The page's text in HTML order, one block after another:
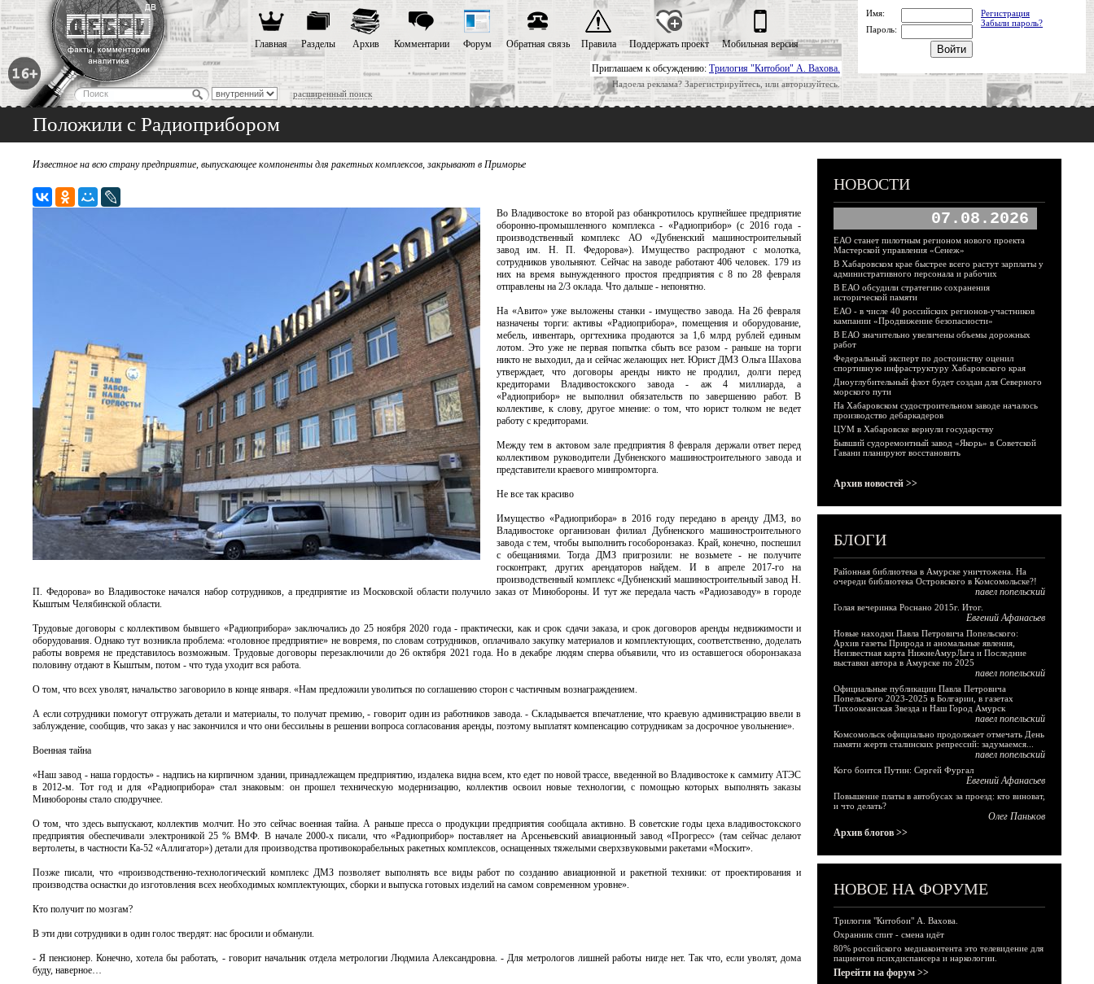
Приглашаем к обсуждению: Трилогия "Китобои" А. Вахова.
Надоела реклама? Зарегистрируйтесь, или авторизуйтесь.
расширенный поиск
Главная Разделы Архив Комментарии Форум Обратная связь Правила Поддержать проект Мобильная версия
Имя:
Регистрация
Забыли пароль?
Пароль:
Положили с Радиоприбором
Известное на всю страну предприятие, выпускающее компоненты для ракетных комплексов, закрывают в Приморье
Во Владивостоке во второй раз обанкротилось крупнейшее предприятие
оборонно-промышленного комплекса - «Радиоприбор» (с 2016 года -
производственный комплекс АО «Дубненский машиностроительный
завод им. Н. П. Федорова»). Имущество распродают с молотка,
сотрудников увольняют. Сейчас на заводе работают 406 человек. 179 из
них на время вынужденного простоя предприятия с 8 по 28 февраля
отправлены на 2/3 оклада. Что дальше - непонятно.
На «Авито» уже выложены станки - имущество завода. На 26 февраля
назначены торги: активы «Радиоприбора», помещения и оборудование,
мебель, инвентарь, оргтехника продаются за 1,6 млрд рублей единым
лотом. Это уже не первая попытка сбыть все разом - раньше на торги
никто не выходил, да и сейчас желающих нет. Юрист ДМЗ Ольга Шахова
утверждает, что договоры аренды никто не продлил, долги перед
кредиторами Владивостокского завода - аж 4 миллиарда, а
«Радиоприбор» не выполнил обязательств по завершению работ. В
коллективе, к слову, другое мнение: о том, что юрист толком не ведет
работу с кредиторами.
Между тем в актовом зале предприятия 8 февраля держали ответ перед
коллективом руководители Дубненского машиностроительного завода и
представители краевого минпромторга.
Не все так красиво
Имущество «Радиоприбора» в 2016 году передано в аренду ДМЗ, во
Владивостоке организован филиал Дубненского машиностроительного
завода с тем, чтобы выполнить гособоронзаказ. Край, конечно, поспешил
с обещаниями. Тогда ДМЗ пригрозили: не возьмете - не получите
госконтракт, других арендаторов найдем. И в апреле 2017-го на
производственный комплекс «Дубненский машиностроительный завод Н.
П. Федорова» во Владивостоке начался набор сотрудников, а предприятие из Московской области получило заказ от Минобороны. И тут же передала часть «Радиозаводу» в городе
Кыштым Челябинской области.
Трудовые договоры с коллективом бывшего «Радиоприбора» заключались до 25 ноября 2020 года - практически, как и срок сдачи заказа, и срок договоров аренды недвижимости и
оборудования. Однако тут возникла проблема: «головное предприятие» не вовремя, по словам сотрудников, оплачивало закупку материалов и комплектующих, соответственно, доделать
работы вовремя не представилось возможным. Трудовые договоры перезаключили до 26 октября 2021 года. Но в декабре людям сперва объявили, что из оставшегося оборонзаказа
половину отдают в Кыштым, потом - что туда уходит вся работа.
О том, что всех уволят, начальство заговорило в конце января. «Нам предложили уволиться по соглашению сторон с частичным вознаграждением.
А если сотрудники помогут отгружать детали и материалы, то получат премию, - говорит один из работников завода. - Складывается впечатление, что краевую администрацию ввели в
заблуждение, сообщив, что заказ у нас закончился и что они бессильны в решении вопроса согласования аренды, поэтому выплатят компенсацию сотрудникам за досрочное увольнение».
Военная тайна
«Наш завод - наша гордость» - надпись на кирпичном здании, принадлежащем предприятию, издалека видна всем, кто едет по новой трассе, введенной во Владивостоке к саммиту АТЭС
в 2012-м. Тот год и для «Радиоприбора» стал знаковым: он прошел техническую модернизацию, коллектив освоил новые технологии, с помощью которых выполнять заказы
Минобороны стало сподручнее.
О том, что здесь выпускают, коллектив молчит. Но это сейчас военная тайна. А раньше пресса о продукции предприятия сообщала активно. В советские годы цеха владивостокского
предприятия обеспечивали электроникой 25 % ВМФ. В начале 2000-х писали, что «Радиоприбор» поставляет на Арсеньевский авиационный завод «Прогресс» (там сейчас делают
вертолеты, в частности Ка-52 «Аллигатор») детали для производства противокорабельных ракетных комплексов, оснащенных тяжелыми сверхзвуковыми ракетами «Москит».
Позже писали, что «производственно-технологический комплекс ДМЗ позволяет выполнять все виды работ по созданию авиационной и ракетной техники: от проектирования и
производства оснастки до изготовления всех необходимых комплектующих, сборки и выпуска готовых изделий на самом современном уровне».
Кто получит по мозгам?
В эти дни сотрудники в один голос твердят: нас бросили и обманули.
- Я пенсионер. Конечно, хотела бы работать, - говорит начальник отдела метрологии Людмила Александровна. - Для метрологов лишней работы нигде нет. Так что, если уволят, дома
буду, наверное…
НОВОСТИ
07.08.2026
ЕАО станет пилотным регионом нового проекта
Мастерской управления «Сенеж»
В Хабаровском крае быстрее всего растут зарплаты у
административного персонала и рабочих
В ЕАО обсудили стратегию сохранения
исторической памяти
ЕАО - в числе 40 российских регионов-участников
кампании «Продвижение безопасности»
В ЕАО значительно увеличены объемы дорожных
работ
Федеральный эксперт по достоинству оценил
спортивную инфраструктуру Хабаровского края
Дноуглубительный флот будет создан для Северного
морского пути
На Хабаровском судостроительном заводе началось
производство дебаркадеров
ЦУМ в Хабаровске вернули государству
Бывший судоремонтный завод «Якорь» в Советской
Гавани планируют восстановить
Архив новостей >>
БЛОГИ
Районная библиотека в Амурске уничтожена. На
очереди библиотека Островского в Комсомольске?!
павел попельский
Голая вечеринка Роснано 2015г. Итог.
Евгений Афанасьев
Новые находки Павла Петровича Попельского:
Архив газеты Природа и аномальные явления,
Неизвестная карта НижнеАмурЛага и Последние
выставки автора в Амурске по 2025
павел попельский
Официальные публикации Павла Петровича
Попельского 2023-2025 в Болгарии, в газетах
Тихоокеанская Звезда и Наш Город Амурск
павел попельский
Комсомольск официально продолжает отмечать День
памяти жертв сталинских репрессий: задумаемся...
павел попельский
Кого боится Путин: Сергей Фургал
Евгений Афанасьев
Повышение платы в автобусах за проезд: кто виноват,
и что делать?
Олег Паньков
Архив блогов >>
НОВОЕ НА ФОРУМЕ
Трилогия "Китобои" А. Вахова.
Охранник спит - смена идёт
80% российского медиаконтента это телевидение для
пациентов психдиспансера и наркологии.
Перейти на форум >>